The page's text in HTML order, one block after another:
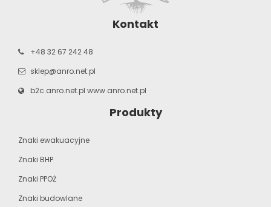
Kontakt
+48 32 67 242 48
sklep@anro.net.pl
b2c.anro.net.pl www.anro.net.pl
Produkty
Znaki ewakuacyjne
Znaki BHP
Znaki PPOŻ
Znaki budowlane